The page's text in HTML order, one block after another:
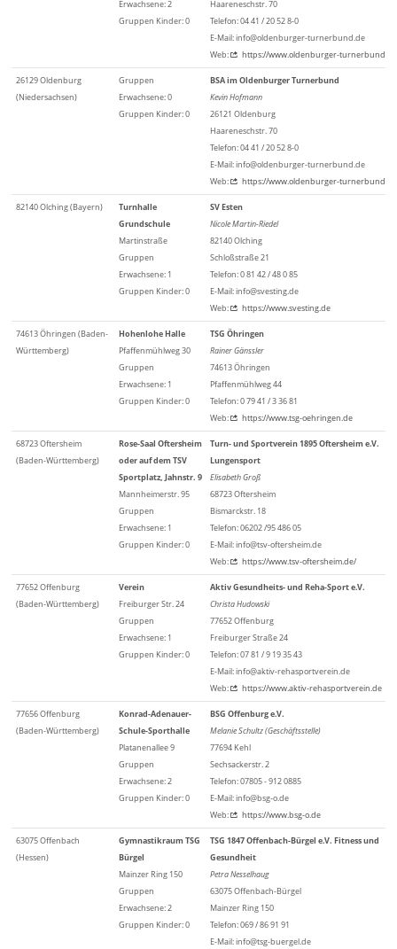
Erwachsene: 2
Gruppen Kinder: 0
Haareneschstr. 70
Telefon: 04 41 / 20 52 8-0
E-Mail: info@oldenburger-turnerbund.de
Web:
https://www.oldenburger-turnerbund.de
26129 Oldenburg
(Niedersachsen)
Gruppen
Erwachsene: 0
Gruppen Kinder: 0
BSA im Oldenburger Turnerbund
Kevin Hofmann
26121 Oldenburg
Haareneschstr. 70
Telefon: 04 41 / 20 52 8-0
E-Mail: info@oldenburger-turnerbund.de
Web:
https://www.oldenburger-turnerbund.de
82140 Olching (Bayern)
Turnhalle
Grundschule
Martinstraße
Gruppen
Erwachsene: 1
Gruppen Kinder: 0
SV Esten
Nicole Martin-Riedel
82140 Olching
Schloßstraße 21
Telefon: 0 81 42 / 48 0 85
E-Mail: info@svesting.de
Web:
https://www.svesting.de
74613 Öhringen (Baden-
Württemberg)
Hohenlohe Halle
Pfaffenmühlweg 30
Gruppen
Erwachsene: 1
Gruppen Kinder: 0
TSG Öhringen
Rainer Gänssler
74613 Öhringen
Pfaffenmühlweg 44
Telefon: 0 79 41 / 3 36 81
Web:
https://www.tsg-oehringen.de
68723 Oftersheim
(Baden-Württemberg)
Rose-Saal Oftersheim
oder auf dem TSV
Sportplatz, Jahnstr. 9
Mannheimerstr. 95
Gruppen
Erwachsene: 1
Gruppen Kinder: 0
Turn- und Sportverein 1895 Oftersheim e.V.
Lungensport
Elisabeth Groß
68723 Oftersheim
Bismarckstr. 18
Telefon: 06202 /95 486 05
E-Mail: info@tsv-oftersheim.de
Web:
https://www.tsv-oftersheim.de/
77652 Offenburg
(Baden-Württemberg)
Verein
Freiburger Str. 24
Gruppen
Erwachsene: 1
Gruppen Kinder: 0
Aktiv Gesundheits- und Reha-Sport e.V.
Christa Hudowski
77652 Offenburg
Freiburger Straße 24
Telefon: 07 81 / 9 19 35 43
E-Mail: info@aktiv-rehasportverein.de
Web:
https://www.aktiv-rehasportverein.de
77656 Offenburg
(Baden-Württemberg)
Konrad-Adenauer-
Schule-Sporthalle
Platanenallee 9
Gruppen
Erwachsene: 2
Gruppen Kinder: 0
BSG Offenburg e.V.
Melanie Schultz (Geschäftsstelle)
77694 Kehl
Sechsackerstr. 2
Telefon: 07805 - 912 0885
E-Mail: info@bsg-o.de
Web:
https://www.bsg-o.de
63075 Offenbach
(Hessen)
Gymnastikraum TSG
Bürgel
Mainzer Ring 150
Gruppen
Erwachsene: 2
Gruppen Kinder: 0
TSG 1847 Offenbach-Bürgel e.V. Fitness und
Gesundheit
Petra Nesselhaug
63075 Offenbach-Bürgel
Mainzer Ring 150
Telefon: 069 / 86 91 91
E-Mail: info@tsg-buergel.de